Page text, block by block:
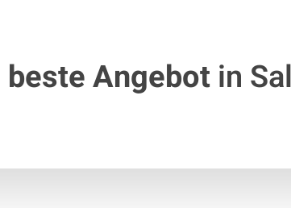
beste Angebotin